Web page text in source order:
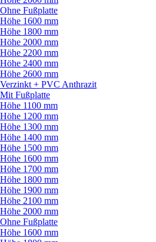
Ohne Fußplatte
Höhe 1600 mm
Höhe 1800 mm
Höhe 2000 mm
Höhe 2200 mm
Höhe 2400 mm
Höhe 2600 mm
Verzinkt + PVC Anthrazit
Mit Fußplatte
Höhe 1100 mm
Höhe 1200 mm
Höhe 1300 mm
Höhe 1400 mm
Höhe 1500 mm
Höhe 1600 mm
Höhe 1700 mm
Höhe 1800 mm
Höhe 1900 mm
Höhe 2100 mm
Höhe 2000 mm
Ohne Fußplatte
Höhe 1600 mm